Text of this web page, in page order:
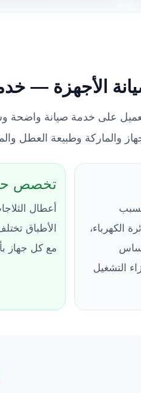
الأجهزة —
على خدمة صيانة واضحة
والماركة وطبيعة
الكهرباء،
حساس
التشغيل
تخصص
أعطال
الأطباق
مع كل جهاز